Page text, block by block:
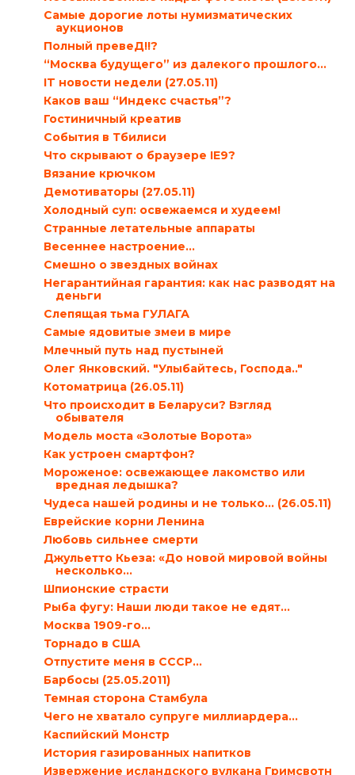
Самые дорогие лоты нумизматических
аукционов
Полный превеД!!?
“Москва будущего” из далекого прошлого…
IT новости недели (27.05.11)
Каков ваш “Индекс счастья”?
Гостиничный креатив
События в Тбилиси
Что скрывают о браузере IE9?
Вязание крючком
Демотиваторы (27.05.11)
Холодный суп: освежаемся и худеем!
Странные летательные аппараты
Весеннее настроение…
Смешно о звездных войнах
Негарантийная гарантия: как нас разводят на
деньги
Слепящая тьма ГУЛАГА
Самые ядовитые змеи в мире
Млечный путь над пустыней
Олег Янковский. "Улыбайтесь, Господа.."
Котоматрица (26.05.11)
Что происходит в Беларуси? Взгляд
обывателя
Модель моста «Золотые Ворота»
Как устроен смартфон?
Мороженое: освежающее лакомство или
вредная ледышка?
Чудеса нашей родины и не только… (26.05.11)
Еврейские корни Ленина
Любовь сильнее смерти
Джульетто Кьеза: «До новой мировой войны
несколько...
Шпионские страсти
Рыба фугу: Наши люди такое не едят…
Москва 1909-го…
Торнадо в США
Отпустите меня в СССР…
Барбосы (25.05.2011)
Темная сторона Стамбула
Чего не хватало супруге миллиардера…
Каспийский Монстр
История газированных напитков
Извержение исландского вулкана Гримсвотн